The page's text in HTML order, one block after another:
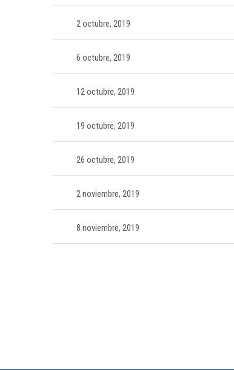
2 octubre, 2019
6 octubre, 2019
12 octubre, 2019
19 octubre, 2019
26 octubre, 2019
2 noviembre, 2019
8 noviembre, 2019